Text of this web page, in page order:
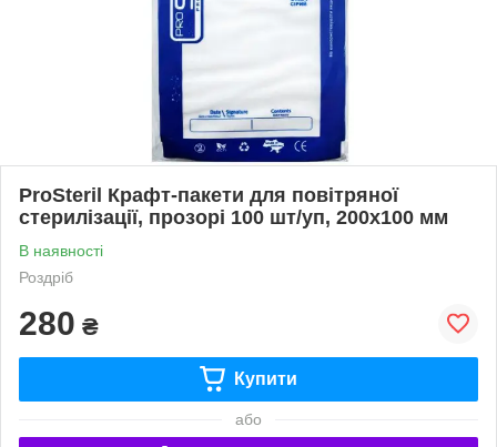
ProSteril Крафт-пакети для повітряної
стерилізації, прозорі 100 шт/уп, 200х100 мм
В наявності
Роздріб
280 ₴
Купити
або